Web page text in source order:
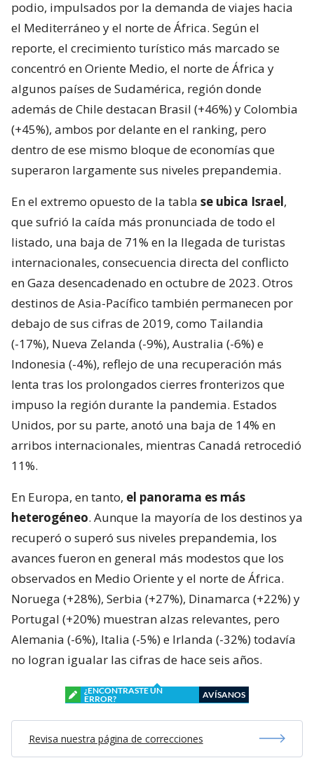
podio, impulsados por la demanda de viajes hacia
el Mediterráneo y el norte de África. Según el
reporte, el crecimiento turístico más marcado se
concentró en Oriente Medio, el norte de África y
algunos países de Sudamérica, región donde
además de Chile destacan Brasil (+46%) y Colombia
(+45%), ambos por delante en el ranking, pero
dentro de ese mismo bloque de economías que
superaron largamente sus niveles prepandemia.
En el extremo opuesto de la tabla se ubica Israel,
que sufrió la caída más pronunciada de todo el
listado, una baja de 71% en la llegada de turistas
internacionales, consecuencia directa del conflicto
en Gaza desencadenado en octubre de 2023. Otros
destinos de Asia-Pacífico también permanecen por
debajo de sus cifras de 2019, como Tailandia
(-17%), Nueva Zelanda (-9%), Australia (-6%) e
Indonesia (-4%), reflejo de una recuperación más
lenta tras los prolongados cierres fronterizos que
impuso la región durante la pandemia. Estados
Unidos, por su parte, anotó una baja de 14% en
arribos internacionales, mientras Canadá retrocedió
11%.
En Europa, en tanto, el panorama es más
heterogéneo. Aunque la mayoría de los destinos ya
recuperó o superó sus niveles prepandemia, los
avances fueron en general más modestos que los
observados en Medio Oriente y el norte de África.
Noruega (+28%), Serbia (+27%), Dinamarca (+22%) y
Portugal (+20%) muestran alzas relevantes, pero
Alemania (-6%), Italia (-5%) e Irlanda (-32%) todavía
no logran igualar las cifras de hace seis años.
¿ENCONTRASTE UN
ERROR?
AVÍSANOS
Revisa nuestra página de correcciones